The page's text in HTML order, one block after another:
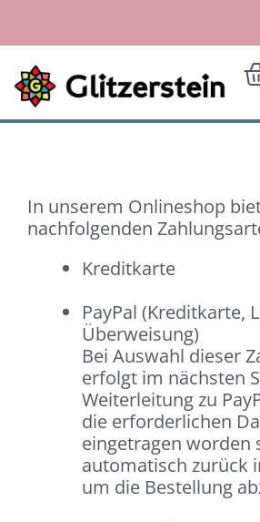
springen
In unserem Onlineshop
nachfolgenden
Kreditkarte
PayPal (Kreditkarte,
Überweisung)
Bei Auswahl dieser
erfolgt im nächsten
Weiterleitung zu
die erforderlichen
eingetragen worden
automatisch zurück
um die Bestellung